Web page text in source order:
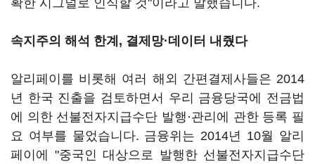
확한 시그널로 인식할 것"이라고 말했습니다.
속지주의 해석 한계, 결제망·데이터 내줬다
알리페이를 비롯해 여러 해외 간편결제사들은 2014
년 한국 진출을 검토하면서 우리 금융당국에 전금법
에 의한 선불전자지급수단 발행·관리에 관한 등록 필
요 여부를 물었습니다. 금융위는 2014년 10월 알리
페이에 "중국인 대상으로 발행한 선불전자지급수단